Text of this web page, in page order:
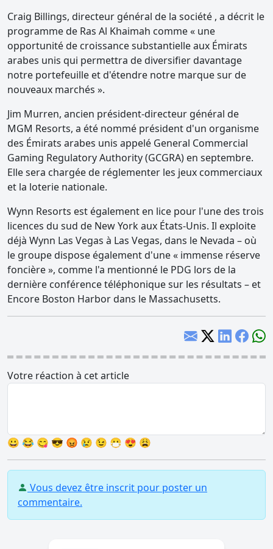
Craig Billings, directeur général de la société , a décrit le
programme de Ras Al Khaimah comme « une
opportunité de croissance substantielle aux Émirats
arabes unis qui permettra de diversifier davantage
notre portefeuille et d'étendre notre marque sur de
nouveaux marchés ».
Jim Murren, ancien président-directeur général de
MGM Resorts, a été nommé président d'un organisme
des Émirats arabes unis appelé General Commercial
Gaming Regulatory Authority (GCGRA) en septembre.
Elle sera chargée de réglementer les jeux commerciaux
et la loterie nationale.
Wynn Resorts est également en lice pour l'une des trois
licences du sud de New York aux États-Unis. Il exploite
déjà Wynn Las Vegas à Las Vegas, dans le Nevada – où
le groupe dispose également d'une « immense réserve
foncière », comme l'a mentionné le PDG lors de la
dernière conférence téléphonique sur les résultats – et
Encore Boston Harbor dans le Massachusetts.
Votre réaction à cet article
😀 😂 😋 😎 😡 😢 😉 😷 😍 😩
Vous devez être inscrit pour poster un
commentaire.